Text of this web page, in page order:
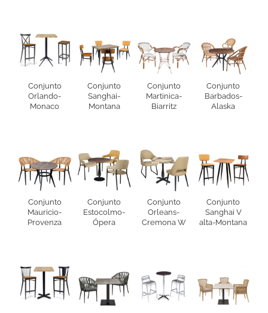
Conjunto
Orlando-
Monaco
Conjunto
Sanghai-
Montana
Conjunto
Martinica-
Biarritz
Conjunto
Barbados-
Alaska
Conjunto
Mauricio-
Provenza
Conjunto
Estocolmo-
Ópera
Conjunto
Orleans-
Cremona W
Conjunto
Sanghai V
alta-Montana